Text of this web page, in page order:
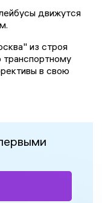
движутся
из строя
транспортному
в свою